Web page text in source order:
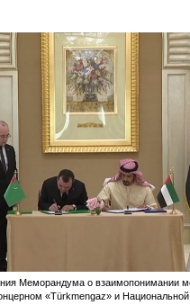
Меморандума о взаимопонимании
«Türkmengaz» и